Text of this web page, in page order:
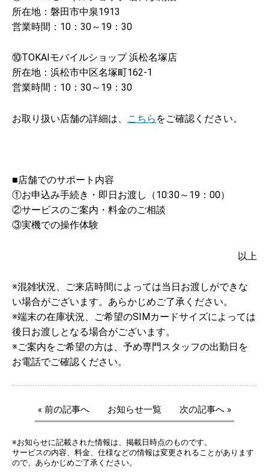
所在地：磐田市中泉1913
営業時間：10：30～19：30
⑩TOKAIモバイルショップ 浜松名塚店
所在地：浜松市中区名塚町162-1
営業時間：10：30～19：30
お取り扱い店舗の詳細は、 こちら をご確認ください。
■店舗でのサポート内容
①お申込み手続き・即日お渡し（10:30～19：00）
②サービスのご案内・料金のご相談
③実機での操作体験
以上
※混雑状況、ご来店時間によっては当日お渡しができな
い場合がございます。あらかじめご了承ください。
※端末の在庫状況、ご希望のSIMカードサイズによっては
後日お渡しとなる場合がございます。
※ご案内をご希望の方は、予め専門スタッフの出勤日を
お電話でご確認ください。
« 前の記事へ お知らせ一覧 次の記事へ »
※お知らせに記載された情報は、掲載日時点のものです。
サービスの内容、料金、仕様などの情報は変更されることがあります
ので、あらかじめご了承ください。